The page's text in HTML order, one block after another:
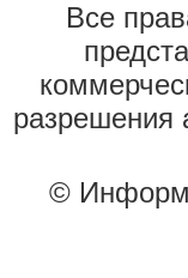
Все
разрешения
©